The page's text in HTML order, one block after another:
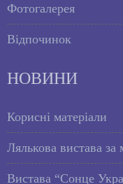
Фотогалерея
Відпочинок
НОВИНИ
Корисні матеріали
Лялькова вистава
Вистава “Сонце